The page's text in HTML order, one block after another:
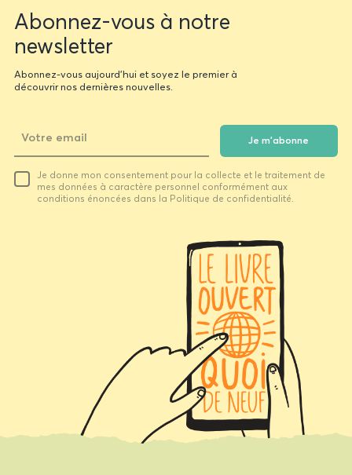
Newsletter
form
Abonnez-vous à notre
newsletter
Abonnez-vous aujourd'hui et soyez le premier à
découvrir nos dernières nouvelles.
email
Je m'abonne
Je donne mon consentement pour la collecte et le traitement de
mes données à caractère personnel conformément aux
conditions énoncées dans la Politique de confidentialité.